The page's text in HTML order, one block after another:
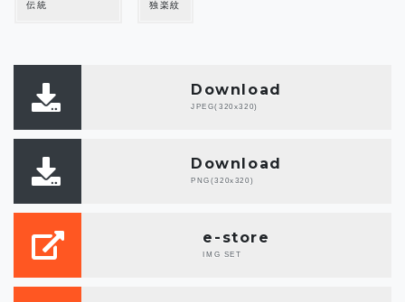
伝統 独楽紋
Download
JPEG(320x320)
Download
PNG(320x320)
e-store
IMG SET